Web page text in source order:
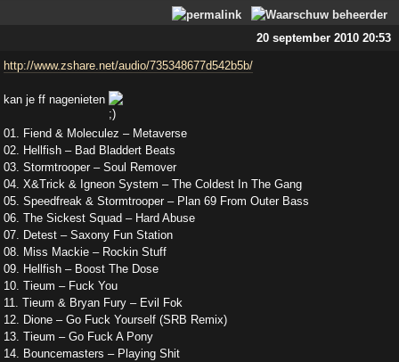
20 september 2010 20:53
http://www.zshare.net/audio/735348677d542b5b/
kan je ff nagenieten
01. Fiend & Moleculez – Metaverse
02. Hellfish – Bad Bladdert Beats
03. Stormtrooper – Soul Remover
04. X&Trick & Igneon System – The Coldest In The Gang
05. Speedfreak & Stormtrooper – Plan 69 From Outer Bass
06. The Sickest Squad – Hard Abuse
07. Detest – Saxony Fun Station
08. Miss Mackie – Rockin Stuff
09. Hellfish – Boost The Dose
10. Tieum – Fuck You
11. Tieum & Bryan Fury – Evil Fok
12. Dione – Go Fuck Yourself (SRB Remix)
13. Tieum – Go Fuck A Pony
14. Bouncemasters – Playing Shit